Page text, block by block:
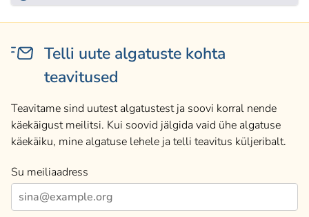
Telli uute algatuste kohta
teavitused
Teavitame sind uutest algatustest ja soovi korral nende
käekäigust meilitsi. Kui soovid jälgida vaid ühe algatuse
käekäiku, mine algatuse lehele ja telli teavitus küljeribalt.
Su meiliaadress